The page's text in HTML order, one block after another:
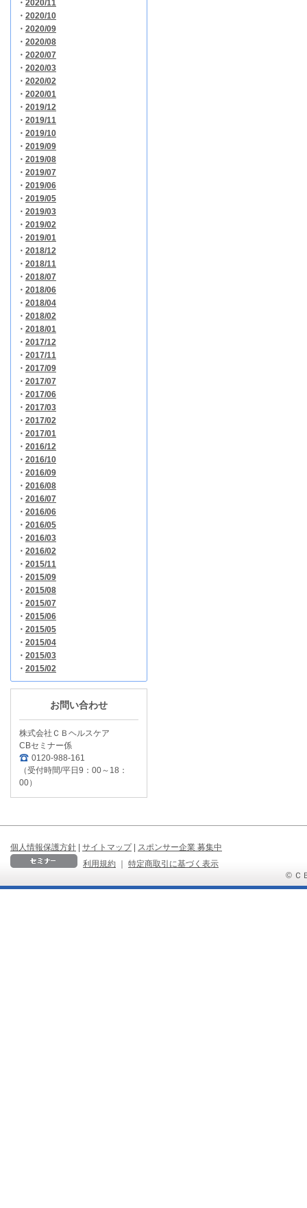
・ 2020/11
・ 2020/10
・ 2020/09
・ 2020/08
・ 2020/07
・ 2020/03
・ 2020/02
・ 2020/01
・ 2019/12
・ 2019/11
・ 2019/10
・ 2019/09
・ 2019/08
・ 2019/07
・ 2019/06
・ 2019/05
・ 2019/03
・ 2019/02
・ 2019/01
・ 2018/12
・ 2018/11
・ 2018/07
・ 2018/06
・ 2018/04
・ 2018/02
・ 2018/01
・ 2017/12
・ 2017/11
・ 2017/09
・ 2017/07
・ 2017/06
・ 2017/03
・ 2017/02
・ 2017/01
・ 2016/12
・ 2016/10
・ 2016/09
・ 2016/08
・ 2016/07
・ 2016/06
・ 2016/05
・ 2016/03
・ 2016/02
・ 2015/11
・ 2015/09
・ 2015/08
・ 2015/07
・ 2015/06
・ 2015/05
・ 2015/04
・ 2015/03
・ 2015/02
お問い合わせ
株式会社ＣＢヘルスケア
CBセミナー係
0120-988-161
（受付時間/平日9：00～18：
00）
個人情報保護方針 | サイトマップ | スポンサー企業 募集中
利用規約
｜
特定商取引に基づく表示
© Ｃ